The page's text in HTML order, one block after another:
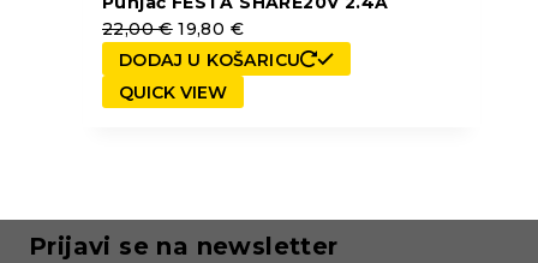
22,00€ 19,80 €
DODAJ U KOŠARICU
QUICK VIEW
Prijavi se na newsletter